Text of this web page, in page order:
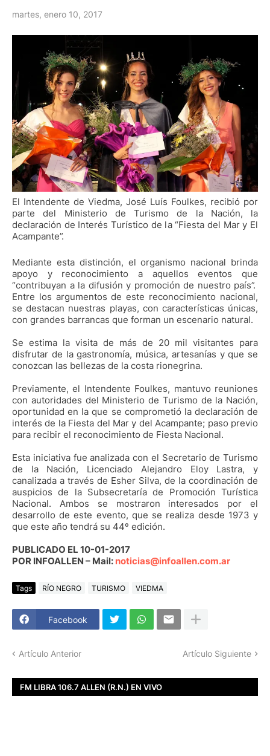
martes, enero 10, 2017
El Intendente de Viedma, José Luís Foulkes, recibió por
parte del Ministerio de Turismo de la Nación, la
declaración de Interés Turístico de la “Fiesta del Mar y El
Acampante”.
Mediante esta distinción, el organismo nacional brinda
apoyo y reconocimiento a aquellos eventos que
“contribuyan a la difusión y promoción de nuestro país”.
Entre los argumentos de este reconocimiento nacional,
se destacan nuestras playas, con características únicas,
con grandes barrancas que forman un escenario natural.
Se estima la visita de más de 20 mil visitantes para
disfrutar de la gastronomía, música, artesanías y que se
conozcan las bellezas de la costa rionegrina.
Previamente, el Intendente Foulkes, mantuvo reuniones
con autoridades del Ministerio de Turismo de la Nación,
oportunidad en la que se comprometió la declaración de
interés de la Fiesta del Mar y del Acampante; paso previo
para recibir el reconocimiento de Fiesta Nacional.
Esta iniciativa fue analizada con el Secretario de Turismo
de la Nación, Licenciado Alejandro Eloy Lastra, y
canalizada a través de Esher Silva, de la coordinación de
auspicios de la Subsecretaría de Promoción Turística
Nacional. Ambos se mostraron interesados por el
desarrollo de este evento, que se realiza desde 1973 y
que este año tendrá su 44º edición.
PUBLICADO EL 10-01-2017
POR INFOALLEN – Mail: noticias@infoallen.com.ar
Tags RÍO NEGRO TURISMO VIEDMA
Facebook
Artículo Anterior Artículo Siguiente
FM LIBRA 106.7 ALLEN (R.N.) EN VIVO